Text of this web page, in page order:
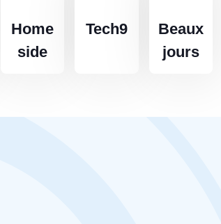
Home
side
Tech9
Beaux
jours